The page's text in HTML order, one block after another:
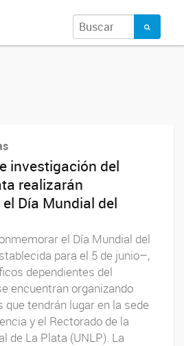
investigación del
realizarán
Día Mundial del
el Día Mundial del
para el 5 de junio–,
dependientes del
encuentran organizando
tendrán lugar en la sede
y el Rectorado de la
de La Plata (UNLP). La